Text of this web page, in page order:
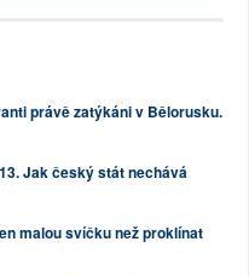
právě zatýkáni v Bělorusku.
Jak český stát nechává
malou svíčku než proklínat